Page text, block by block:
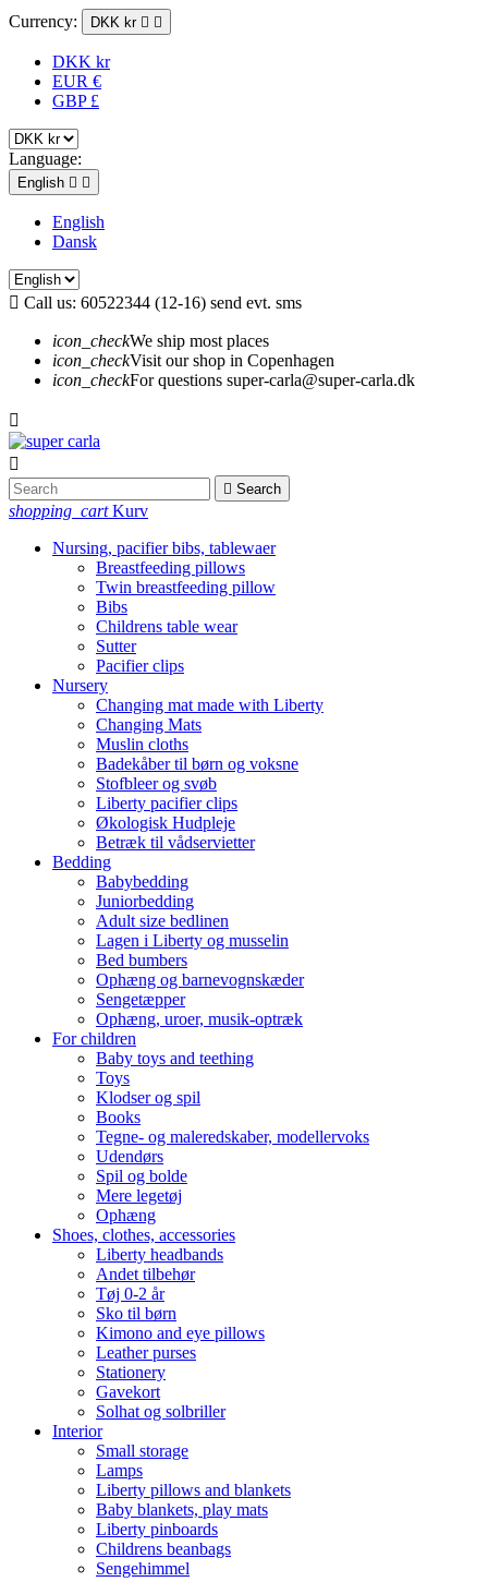
Currency: DKK kr  
DKK kr
EUR €
GBP £
Language:
English  
English
Dansk
 Call us: 60522344 (12-16) send evt. sms
icon_checkWe ship most places
icon_checkVisit our shop in Copenhagen
icon_checkFor questions super-carla@super-carla.dk


 Search
shopping_cart Kurv
Nursing, pacifier bibs, tablewaer
Breastfeeding pillows
Twin breastfeeding pillow
Bibs
Childrens table wear
Sutter
Pacifier clips
Nursery
Changing mat made with Liberty
Changing Mats
Muslin cloths
Badekåber til børn og voksne
Stofbleer og svøb
Liberty pacifier clips
Økologisk Hudpleje
Betræk til vådservietter
Bedding
Babybedding
Juniorbedding
Adult size bedlinen
Lagen i Liberty og musselin
Bed bumbers
Ophæng og barnevognskæder
Sengetæpper
Ophæng, uroer, musik-optræk
For children
Baby toys and teething
Toys
Klodser og spil
Books
Tegne- og maleredskaber, modellervoks
Udendørs
Spil og bolde
Mere legetøj
Ophæng
Shoes, clothes, accessories
Liberty headbands
Andet tilbehør
Tøj 0-2 år
Sko til børn
Kimono and eye pillows
Leather purses
Stationery
Gavekort
Solhat og solbriller
Interior
Small storage
Lamps
Liberty pillows and blankets
Baby blankets, play mats
Liberty pinboards
Childrens beanbags
Sengehimmel